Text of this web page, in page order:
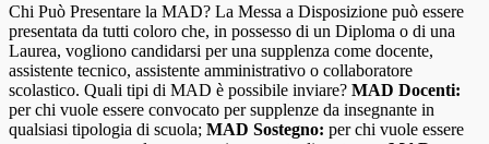
Chi Può Presentare la MAD? La Messa a Disposizione può essere
presentata da tutti coloro che, in possesso di un Diploma o di una
Laurea, vogliono candidarsi per una supplenza come docente,
assistente tecnico, assistente amministrativo o collaboratore
scolastico. Quali tipi di MAD è possibile inviare? MAD Docenti:
per chi vuole essere convocato per supplenze da insegnante in
qualsiasi tipologia di scuola; MAD Sostegno: per chi vuole essere